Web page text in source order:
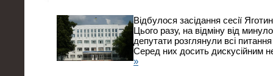
Відбулося засідання сесії
Цього разу, на відміну від
депутати розглянули всі
Серед них досить дискусійним
»